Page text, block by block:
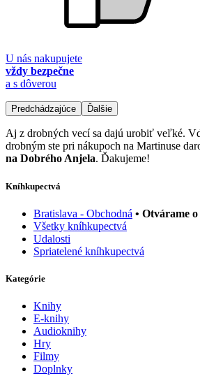
U nás nakupujete
vždy bezpečne
a s dôverou
Predchádzajúce Ďalšie
Aj z drobných vecí sa dajú urobiť veľké.
drobným ste pri nákupoch na Martinuse
na Dobrého Anjela. Ďakujeme!
Kníhkupectvá
Bratislava - Obchodná • Otvárame
Všetky kníhkupectvá
Udalosti
Spriatelené kníhkupectvá
Kategórie
Knihy
E-knihy
Audioknihy
Hry
Filmy
Doplnky